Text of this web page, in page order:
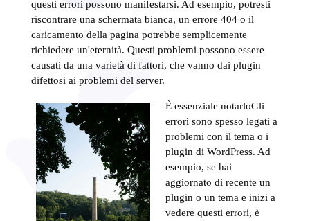
questi errori possono manifestarsi. Ad esempio, potresti
riscontrare una schermata bianca, un errore 404 o il
caricamento della pagina potrebbe semplicemente
richiedere un'eternità. Questi problemi possono essere
causati da una varietà di fattori, che vanno dai plugin
difettosi ai problemi del server.
È essenziale notarloGli
errori sono spesso legati a
problemi con il tema o i
plugin di WordPress. Ad
esempio, se hai
aggiornato di recente un
plugin o un tema e inizi a
vedere questi errori, è